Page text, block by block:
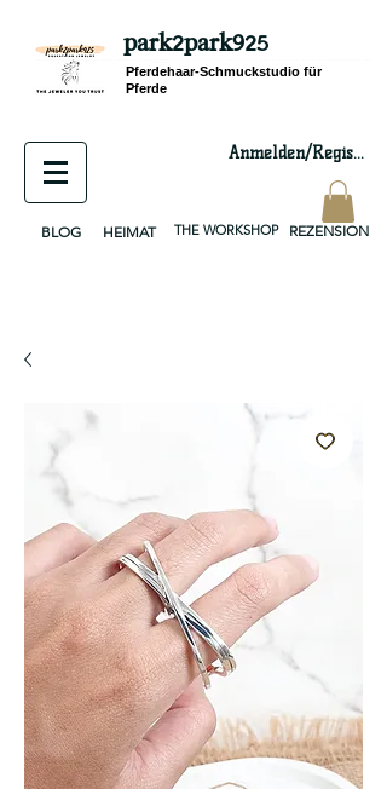
park2park925
Pferdehaar-Schmuckstudio für
Pferde
Anmelden/
BLOG HEIMAT THE WORKSHOP REZENSION